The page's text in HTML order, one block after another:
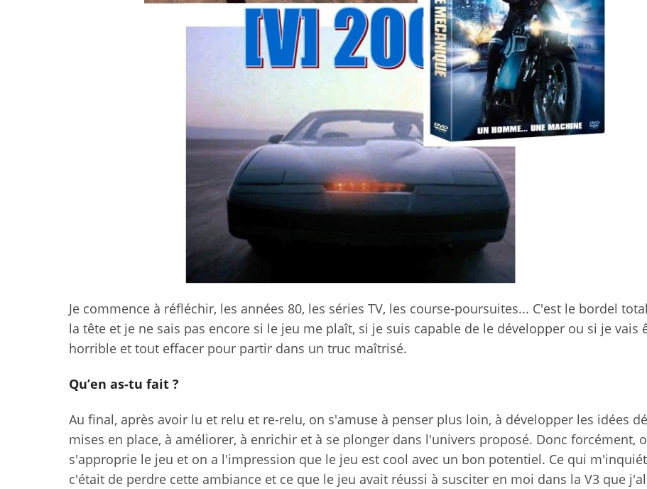
Je commence à réfléchir, les années 80, les séries TV, les course-poursuites... C'est le bordel
la tête et je ne sais pas encore si le jeu me plaît, si je suis capable de le développer ou si je vais
horrible et tout effacer pour partir dans un truc maîtrisé.
Qu’en as-tu fait ?
Au final, après avoir lu et relu et re-relu, on s'amuse à penser plus loin, à développer les idées
mises en place, à améliorer, à enrichir et à se plonger dans l'univers proposé. Donc forcément,
s'approprie le jeu et on a l'impression que le jeu est cool avec un bon potentiel. Ce qui
c'était de perdre cette ambiance et ce que le jeu avait réussi à susciter en moi dans la V3 que